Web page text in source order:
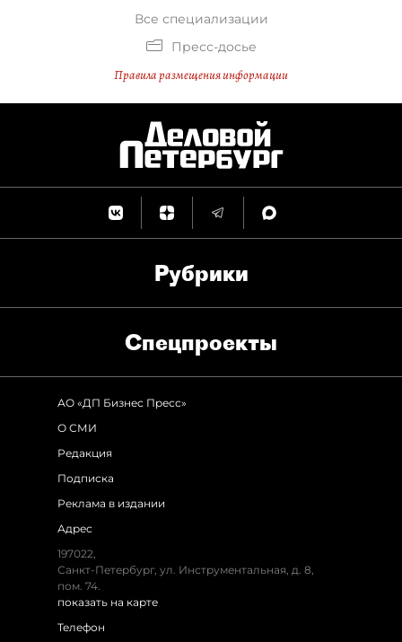
Все специализации
Пресс-досье
Правила размещения информации
Рубрики
Спец­проекты
АО «ДП Бизнес Пресс»
О СМИ
Редакция
Подписка
Реклама в издании
Адрес
197022,
Санкт-Петербург, ул. Инструментальная, д. 8,
пом. 74.
показать на карте
Телефон